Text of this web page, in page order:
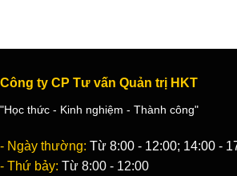
Công ty CP Tư vấn Quản trị HKT
"Học thức - Kinh nghiệm - Thành công"
- Ngày thường: Từ 8:00 - 12:00; 14:00 -
- Thứ bảy: Từ 8:00 - 12:00